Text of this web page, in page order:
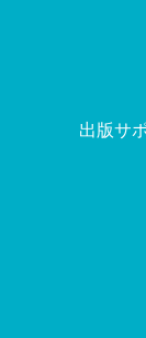
出版サ